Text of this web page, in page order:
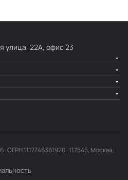
улица, 22А, офис 23
· ОГРН 1117746361920 · 117545, Москва,